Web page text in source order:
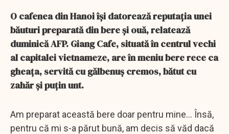
O cafenea din Hanoi îşi datorează reputaţia unei
băuturi preparată din bere şi ouă, relatează
duminică AFP. Giang Cafe, situată în centrul vechi
al capitalei vietnameze, are în meniu bere rece ca
gheaţa, servită cu gălbenuş cremos, bătut cu
zahăr şi puţin unt.
Am preparat această bere doar pentru mine... Însă,
pentru că mi s-a părut bună, am decis să văd dacă